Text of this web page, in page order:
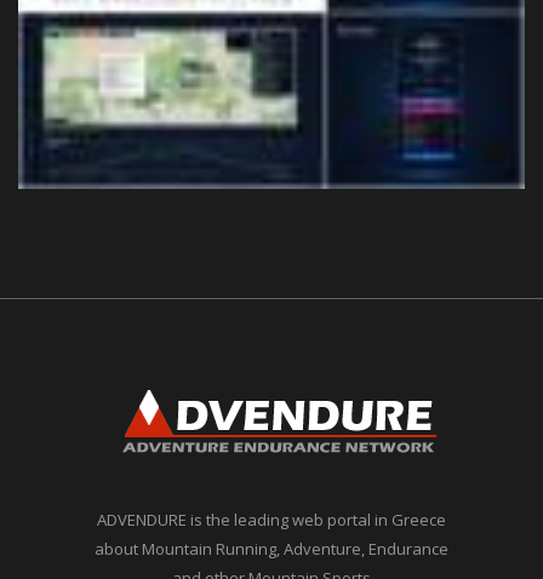
ADVENDURE is the leading web portal in Greece
about Mountain Running, Adventure, Endurance